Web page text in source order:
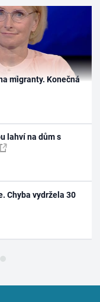
migranty. Konečná
lahví na dům s
Chyba vydržela 30